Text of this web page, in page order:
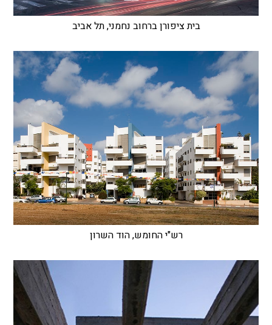
בית ציפורן ברחוב נחמני, תל אביב
רש"י החומש, הוד השרון